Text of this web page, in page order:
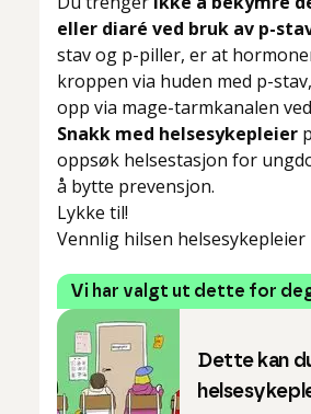
eller diaré ved bruk av p-
stav og p-piller, er at
kroppen via huden med p-
opp via mage-tarmkanalen
Snakk med helsesykepleier
oppsøk helsestasjon for
å bytte prevensjon.
Lykke til!
Vennlig hilsen helsesykepleier
Vi har valgt ut dette for
Dette kan